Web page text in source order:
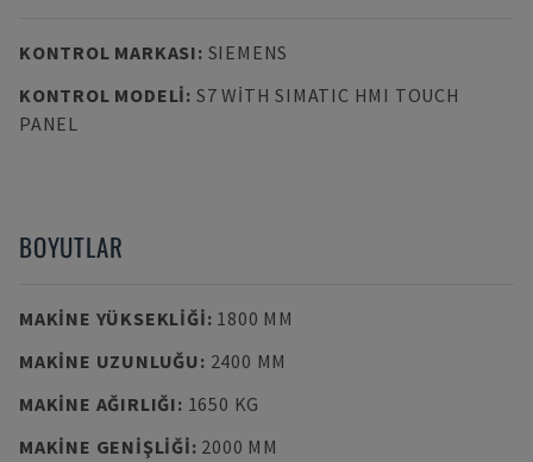
KONTROL MARKASI: SIEMENS
KONTROL MODELI: S7 WITH SIMATIC HMI TOUCH
PANEL
BOYUTLAR
MAKINE YÜKSEKLIĞI: 1800 MM
MAKINE UZUNLUĞU: 2400 MM
MAKINE AĞIRLIĞI: 1650 KG
MAKINE GENIŞLIĞI: 2000 MM